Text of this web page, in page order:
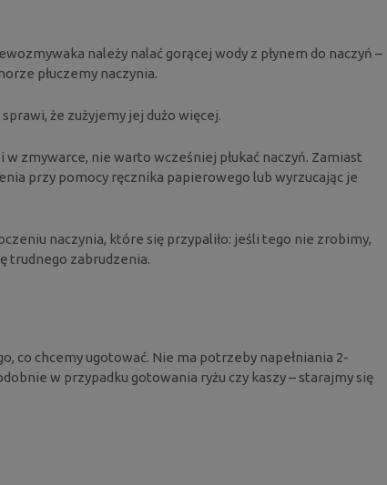
należy nalać gorącej wody z płynem do naczyń –
płuczemy naczynia.
że zużyjemy jej dużo więcej.
zmywarce, nie warto wcześniej płukać naczyń. Zamiast
przy pomocy ręcznika papierowego lub wyrzucając je
naczynia, które się przypaliło: jeśli tego nie zrobimy,
trudnego zabrudzenia.
co chcemy ugotować. Nie ma potrzeby napełniania 2-
w przypadku gotowania ryżu czy kaszy – starajmy się